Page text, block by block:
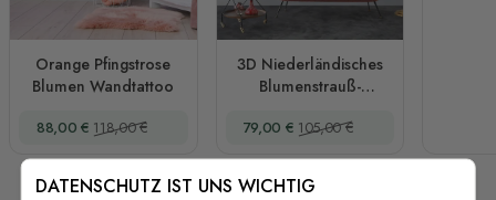
Orange Pfingstrose
Blumen Wandtattoo
Sonderpreis
88,00 € Regulärer Preis
118,00 €
3D Niederländisches
Blumenstrauß-
Pfingstrose
Sonderpreis
79,00 € Regulärer Preis
105,00 €
DATENSCHUTZ IST UNS WICHTIG